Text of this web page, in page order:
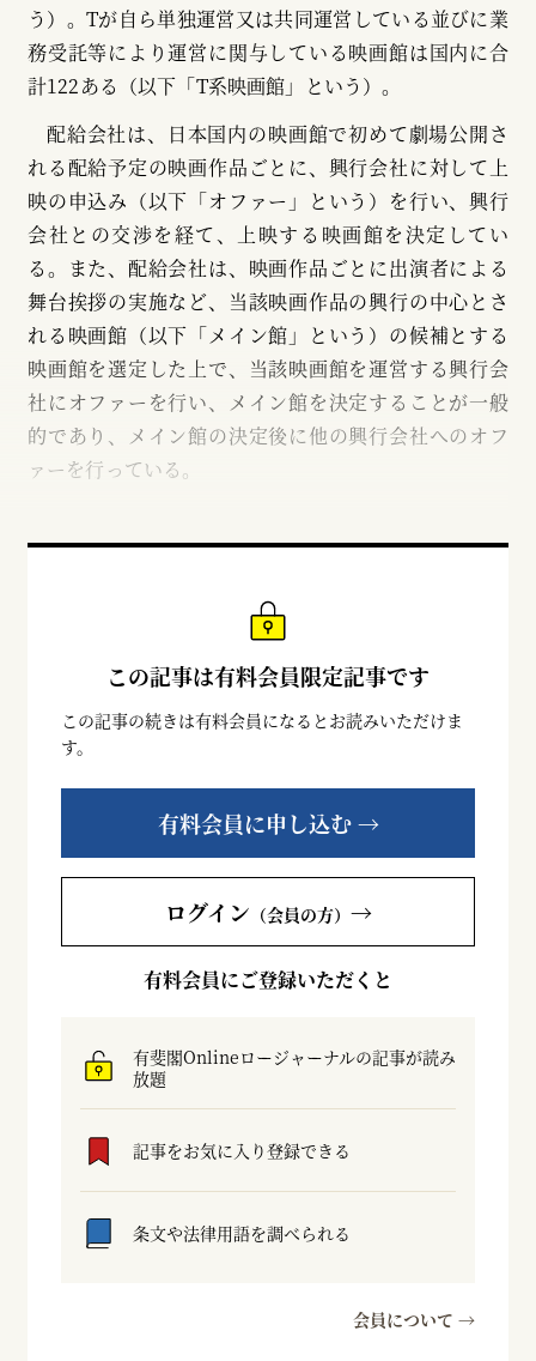
う）。Tが自ら単独運営又は共同運営している並びに業
務受託等により運営に関与している映画館は国内に合
計122ある（以下「T系映画館」という）。
配給会社は、日本国内の映画館で初めて劇場公開さ
れる配給予定の映画作品ごとに、興行会社に対して上
映の申込み（以下「オファー」という）を行い、興行
会社との交渉を経て、上映する映画館を決定してい
る。また、配給会社は、映画作品ごとに出演者による
舞台挨拶の実施など、当該映画作品の興行の中心とさ
れる映画館（以下「メイン館」という）の候補とする
映画館を選定した上で、当該映画館を運営する興行会
社にオファーを行い、メイン館を決定することが一般
的であり、メイン館の決定後に他の興行会社へのオフ
ァーを行っている。
この記事は有料会員限定記事です
この記事の続きは有料会員になるとお読みいただけま
す。
有料会員に申し込む →
ログイン （会員の方） →
有料会員にご登録いただくと
有斐閣Onlineロージャーナルの記事が読み
放題
記事をお気に入り登録できる
条文や法律用語を調べられる
会員について →